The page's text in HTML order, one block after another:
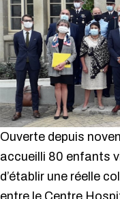
Ouverte depuis
accueilli 80 enfants
d’établir une réelle
entre le Centre